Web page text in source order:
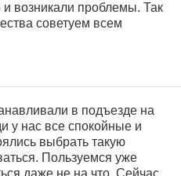
и возникали проблемы. Так
советуем всем
в подъезде на
у нас все спокойные и
выбрать такую
Пользуемся уже
даже не на что. Сейчас